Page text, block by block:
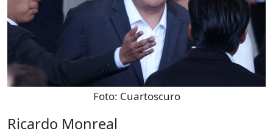
Foto: Cuartoscuro
Ricardo Monreal